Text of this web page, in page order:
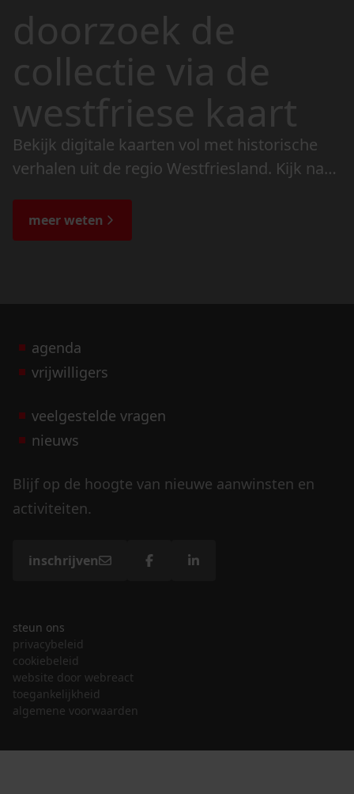
doorzoek de
collectie via de
westfriese kaart
Bekijk digitale kaarten vol met historische
verhalen uit de regio Westfriesland. Kijk naar
de bijzondere verhalen.
meer weten
agenda
vrijwilligers
veelgestelde vragen
nieuws
Blijf op de hoogte van nieuwe aanwinsten en
activiteiten.
inschrijven
steun ons
privacybeleid
cookiebeleid
website door webreact
toegankelijkheid
algemene voorwaarden